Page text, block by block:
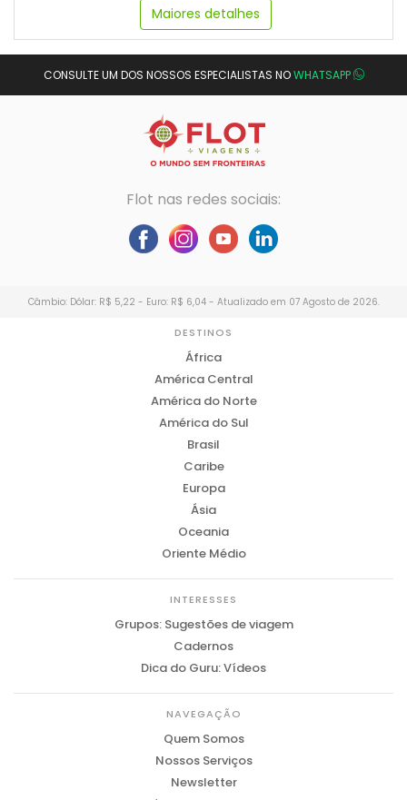
Maiores detalhes
CONSULTE UM DOS NOSSOS ESPECIALISTAS NOWHATSAPP
Flot nas redes sociais:
Câmbio: Dólar: R$ 5,22 - Euro: R$ 6,04 - Atualizado em 07 Agosto de 2026.
DESTINOS
África
América Central
América do Norte
América do Sul
Brasil
Caribe
Europa
Ásia
Oceania
Oriente Médio
INTERESSES
Grupos: Sugestões de viagem
Cadernos
Dica do Guru: Vídeos
NAVEGAÇÃO
Quem Somos
Nossos Serviços
Newsletter